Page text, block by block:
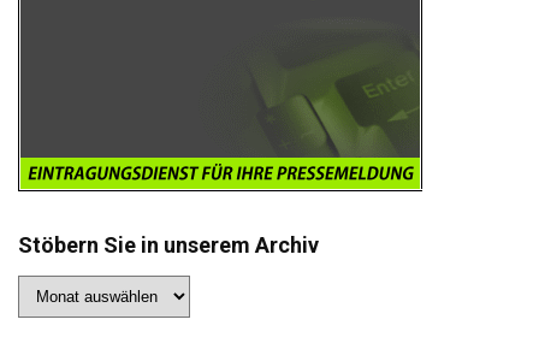
Stöbern Sie in unserem Archiv
Sie